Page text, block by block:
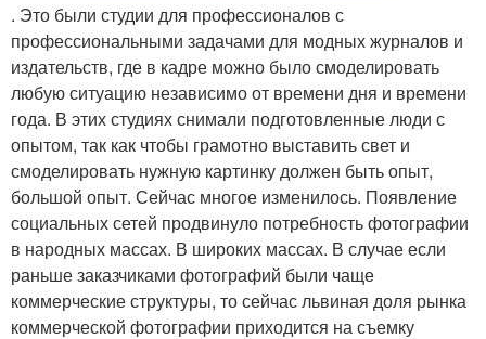
. Это были студии для профессионалов с
профессиональными задачами для модных журналов и
издательств, где в кадре можно было смоделировать
любую ситуацию независимо от времени дня и времени
года. В этих студиях снимали подготовленные люди с
опытом, так как чтобы грамотно выставить свет и
смоделировать нужную картинку должен быть опыт,
большой опыт. Сейчас многое изменилось. Появление
социальных сетей продвинуло потребность фотографии
в народных массах. В широких массах. В случае если
раньше заказчиками фотографий были чаще
коммерческие структуры, то сейчас львиная доля рынка
коммерческой фотографии приходится на съемку